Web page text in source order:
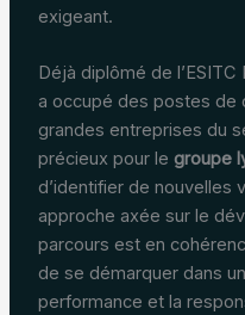
exigeant.
Déjà diplômé de
a occupé des postes de
grandes entreprises du
précieux pour le groupe
d’identifier de nouvelles
approche axée sur le
parcours est en
de se démarquer dans
performance et la